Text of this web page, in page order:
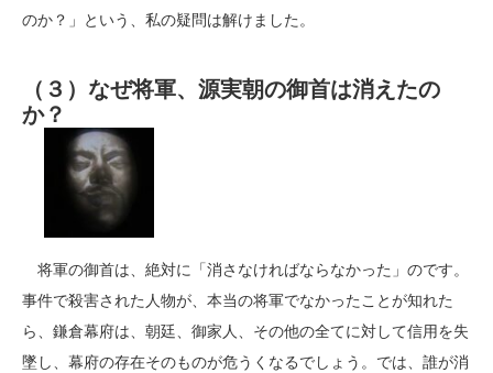
のか？」という、私の疑問は解けました。
（３）なぜ将軍、源実朝の御首は消えたの
か？
将軍の御首は、絶対に「消さなければならなかった」のです。
事件で殺害された人物が、本当の将軍でなかったことが知れた
ら、鎌倉幕府は、朝廷、御家人、その他の全てに対して信用を失
墜し、幕府の存在そのものが危うくなるでしょう。では、誰が消